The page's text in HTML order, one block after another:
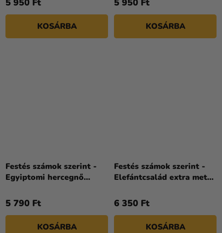
5 950 Ft
KOSÁRBA
5 950 Ft
KOSÁRBA
Festés számok szerint -
Egyiptomi hercegnő
cm
5 790 Ft
KOSÁRBA
Festés számok szerint -
Elefántcsalád extra metál
40 x 50 cm
6 350 Ft
KOSÁRBA